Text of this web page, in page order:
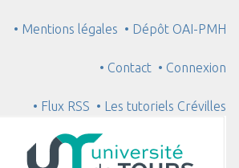
• Mentions légales • Dépôt OAI-PMH
• Contact • Connexion
• Flux RSS • Les tutoriels Crévilles